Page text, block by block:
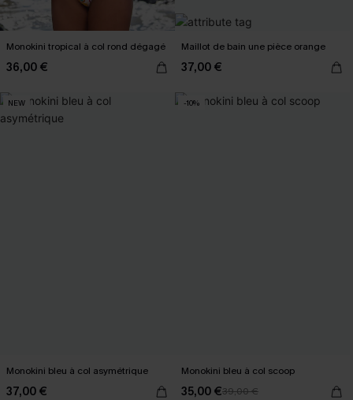
Monokini tropical à col rond dégagé
36,00 €
Maillot de bain une pièce orange
37,00 €
NEW
Monokini bleu à col asymétrique
37,00 €
-10%
Monokini bleu à col scoop
35,00 €39,00 €